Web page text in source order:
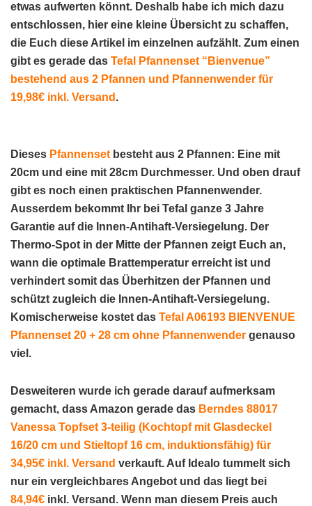
etwas aufwerten könnt. Deshalb habe ich mich dazu
entschlossen, hier eine kleine Übersicht zu schaffen,
die Euch diese Artikel im einzelnen aufzählt. Zum einen
gibt es gerade das Tefal Pfannenset “Bienvenue”
bestehend aus 2 Pfannen und Pfannenwender für
19,98€ inkl. Versand .
Dieses Pfannenset besteht aus 2 Pfannen: Eine mit
20cm und eine mit 28cm Durchmesser. Und oben drauf
gibt es noch einen praktischen Pfannenwender.
Ausserdem bekommt Ihr bei Tefal ganze 3 Jahre
Garantie auf die Innen-Antihaft-Versiegelung. Der
Thermo-Spot in der Mitte der Pfannen zeigt Euch an,
wann die optimale Brattemperatur erreicht ist und
verhindert somit das Überhitzen der Pfannen und
schützt zugleich die Innen-Antihaft-Versiegelung.
Komischerweise kostet das Tefal A06193 BIENVENUE
Pfannenset 20 + 28 cm ohne Pfannenwender genauso
viel.
Desweiteren wurde ich gerade darauf aufmerksam
gemacht, dass Amazon gerade das Berndes 88017
Vanessa Topfset 3-teilig (Kochtopf mit Glasdeckel
16/20 cm und Stieltopf 16 cm, induktionsfähig) für
34,95€ inkl. Versand verkauft. Auf Idealo tummelt sich
nur ein vergleichbares Angebot und das liegt bei
84,94€ inkl. Versand. Wenn man diesem Preis auch